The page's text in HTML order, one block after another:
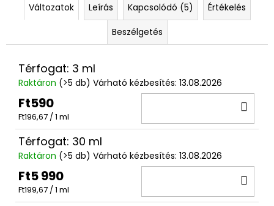
Változatok Leírás Kapcsolódó (5)
Értékelés
Beszélgetés
Térfogat: 3 ml
Raktáron (>5 db) Várható kézbesítés: 13.08.2026
Ft590
Egységár:
Ft196,67 / 1 ml
Térfogat: 30 ml
Raktáron (>5 db) Várható kézbesítés: 13.08.2026
Ft5 990
Egységár:
Ft199,67 / 1 ml